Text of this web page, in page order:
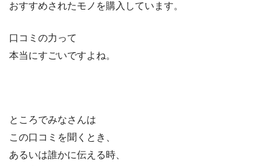
おすすめされたモノを購入しています。
口コミの力って
本当にすごいですよね。
ところでみなさんは
この口コミを聞くとき、
あるいは誰かに伝える時、